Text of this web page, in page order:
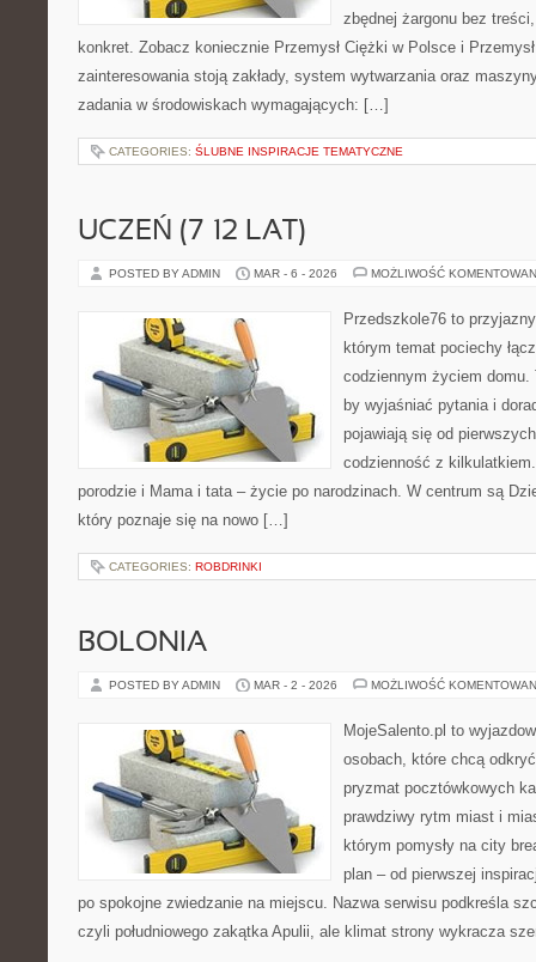
zbędnej żargonu bez
konkret. Zobacz koniecznie Przemysł Ciężki w Polsce i
zainteresowania stoją zakłady, system wytwarzania oraz
zadania w środowiskach wymagających: […]
CATEGORIES: ŚLUBNE INSPIRACJE TEMATYCZNE
UCZEŃ (7–12 LAT)
POSTED BY ADMIN MAR - 6 - 2026 MOŻLIWOŚĆ
Przedszkole76 to
którym temat pociechy
codziennym życiem
by wyjaśniać pytania i
pojawiają się od
codzienność z
porodzie i Mama i tata – życie po narodzinach. W centrum są
który poznaje się na nowo […]
CATEGORIES: ROBDRINKI
BOLONIA
POSTED BY ADMIN MAR - 2 - 2026 MOŻLIWOŚĆ
MojeSalento.pl to
osobach, które chcą
pryzmat pocztówkowych
prawdziwy rytm miast i
którym pomysły na city
plan – od pierwszej
po spokojne zwiedzanie na miejscu. Nazwa serwisu podkreśla
czyli południowego zakątka Apulii, ale klimat strony wykracza